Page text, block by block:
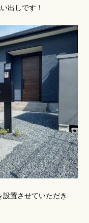
出しです！
置させていただき